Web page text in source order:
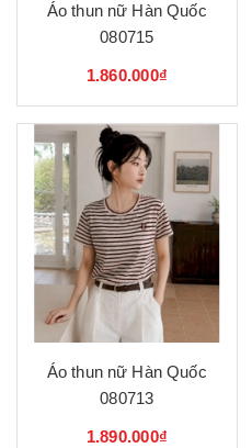
Áo thun nữ Hàn Quốc
080715
1.860.000₫
Áo thun nữ Hàn Quốc
080713
1.890.000₫